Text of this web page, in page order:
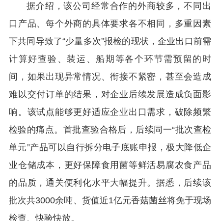
据介绍，该公司经常合作的外商较多，不同出
口产品、每个外商的具体要求各不相同，多重因素
下共同导致了“少量多次”报检的现状，企业出口前需
计算好查验、装运、船期等各个环节需预留的时
间，如果出现异常情况、衔接不紧密，甚至会造成
难以交付订单的结果，对企业后续发展造成负面影
响。该试点能够更好适应企业出口需求，破除频繁
检验的痛点。首批查验合格后，后续同一“批次查检
单元”产品可以自行拆分电子底账申报，极大降低企
业仓储成本，更好保障食用菌等鲜活易腐农食产品
的品质，通关便利化水平大幅提升。据悉，后续该
批次共3000余吨、货值近1亿元香菇菌丝将免于现场
检查、快验快放。